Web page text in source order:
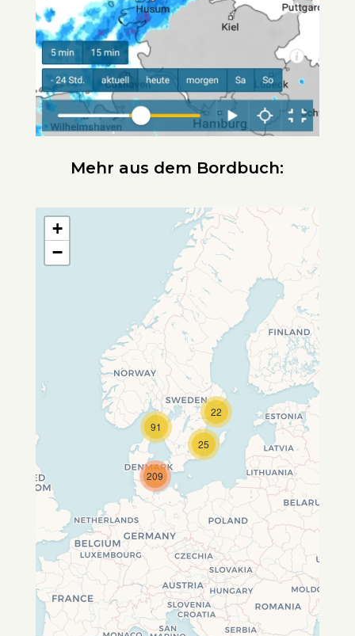
Mehr aus dem Bordbuch:
Travelers' Map wird geladen …
Wenn du dies siehst, nachdem
deine Seite vollständig geladen
wurde, fehlen leafletJS-Dateien.
22
25
209
91
+
−